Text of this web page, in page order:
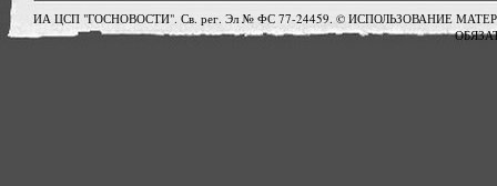
ИА ЦСП "ГОСНОВОСТИ". Св. рег. Эл № ФС 77-24459. © ИСПОЛЬЗОВАНИЕ